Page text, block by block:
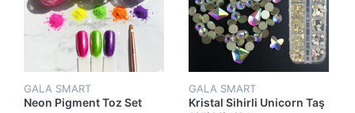
GALA SMART
Neon Pigment Toz Set
GALA SMART
Kristal Sihirli Unicorn Taş